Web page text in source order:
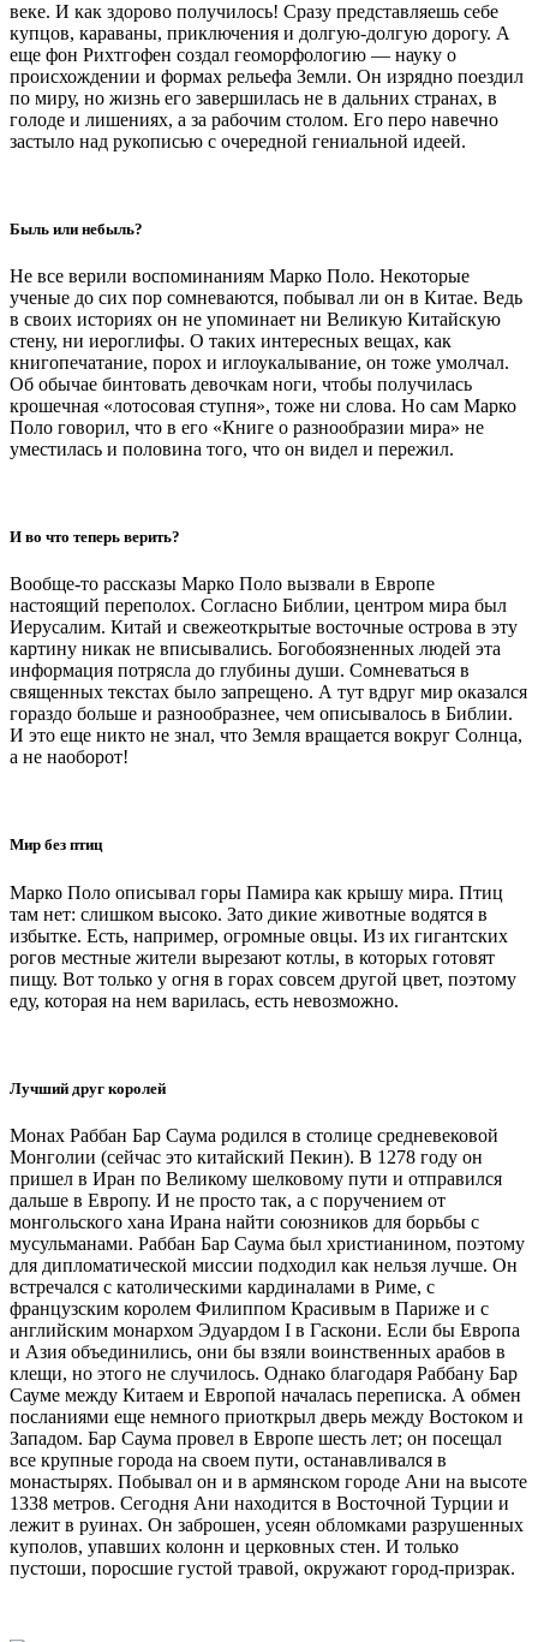
веке. И как здорово получилось! Сразу представляешь себе
купцов, караваны, приключения и долгую-долгую дорогу. А
еще фон Рихтгофен создал геоморфологию — науку о
происхождении и формах рельефа Земли. Он изрядно поездил
по миру, но жизнь его завершилась не в дальних странах, в
голоде и лишениях, а за рабочим столом. Его перо навечно
застыло над рукописью с очередной гениальной идеей.
Быль или небыль?
Не все верили воспоминаниям Марко Поло. Некоторые
ученые до сих пор сомневаются, побывал ли он в Китае. Ведь
в своих историях он не упоминает ни Великую Китайскую
стену, ни иероглифы. О таких интересных вещах, как
книгопечатание, порох и иглоукалывание, он тоже умолчал.
Об обычае бинтовать девочкам ноги, чтобы получилась
крошечная «лотосовая ступня», тоже ни слова. Но сам Марко
Поло говорил, что в его «Книге о разнообразии мира» не
уместилась и половина того, что он видел и пережил.
И во что теперь верить?
Вообще-то рассказы Марко Поло вызвали в Европе
настоящий переполох. Согласно Библии, центром мира был
Иерусалим. Китай и свежеоткрытые восточные острова в эту
картину никак не вписывались. Богобоязненных людей эта
информация потрясла до глубины души. Сомневаться в
священных текстах было запрещено. А тут вдруг мир оказался
гораздо больше и разнообразнее, чем описывалось в Библии.
И это еще никто не знал, что Земля вращается вокруг Солнца,
а не наоборот!
Мир без птиц
Марко Поло описывал горы Памира как крышу мира. Птиц
там нет: слишком высоко. Зато дикие животные водятся в
избытке. Есть, например, огромные овцы. Из их гигантских
рогов местные жители вырезают котлы, в которых готовят
пищу. Вот только у огня в горах совсем другой цвет, поэтому
еду, которая на нем варилась, есть невозможно.
Лучший друг королей
Монах Раббан Бар Саума родился в столице средневековой
Монголии (сейчас это китайский Пекин). В 1278 году он
пришел в Иран по Великому шелковому пути и отправился
дальше в Европу. И не просто так, а с поручением от
монгольского хана Ирана найти союзников для борьбы с
мусульманами. Раббан Бар Саума был христианином, поэтому
для дипломатической миссии подходил как нельзя лучше. Он
встречался с католическими кардиналами в Риме, с
французским королем Филиппом Красивым в Париже и с
английским монархом Эдуардом I в Гаскони. Если бы Европа
и Азия объединились, они бы взяли воинственных арабов в
клещи, но этого не случилось. Однако благодаря Раббану Бар
Сауме между Китаем и Европой началась переписка. А обмен
посланиями еще немного приоткрыл дверь между Востоком и
Западом. Бар Саума провел в Европе шесть лет; он посещал
все крупные города на своем пути, останавливался в
монастырях. Побывал он и в армянском городе Ани на высоте
1338 метров. Сегодня Ани находится в Восточной Турции и
лежит в руинах. Он заброшен, усеян обломками разрушенных
куполов, упавших колонн и церковных стен. И только
пустоши, поросшие густой травой, окружают город-призрак.